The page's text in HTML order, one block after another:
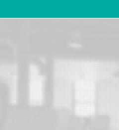
Navigazione